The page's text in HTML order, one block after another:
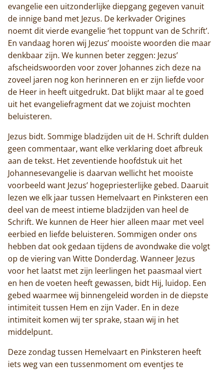
evangelie een uitzonderlijke diepgang gegeven vanuit
de innige band met Jezus. De kerkvader Origines
noemt dit vierde evangelie ‘het toppunt van de Schrift’.
En vandaag horen wij Jezus’ mooiste woorden die maar
denkbaar zijn. We kunnen beter zeggen: Jezus’
afscheidswoorden voor zover Johannes zich deze na
zoveel jaren nog kon herinneren en er zijn liefde voor
de Heer in heeft uitgedrukt. Dat blijkt maar al te goed
uit het evangeliefragment dat we zojuist mochten
beluisteren.
Jezus bidt. Sommige bladzijden uit de H. Schrift dulden
geen commentaar, want elke verklaring doet afbreuk
aan de tekst. Het zeventiende hoofdstuk uit het
Johannesevangelie is daarvan wellicht het mooiste
voorbeeld want Jezus’ hogepriesterlijke gebed. Daaruit
lezen we elk jaar tussen Hemelvaart en Pinksteren een
deel van de meest intieme bladzijden van heel de
Schrift. We kunnen de Heer hier alleen maar met veel
eerbied en liefde beluisteren. Sommigen onder ons
hebben dat ook gedaan tijdens de avondwake die volgt
op de viering van Witte Donderdag. Wanneer Jezus
voor het laatst met zijn leerlingen het paasmaal viert
en hen de voeten heeft gewassen, bidt Hij, luidop. Een
gebed waarmee wij binnengeleid worden in de diepste
intimiteit tussen Hem en zijn Vader. En in deze
intimiteit komen wij ter sprake, staan wij in het
middelpunt.
Deze zondag tussen Hemelvaart en Pinksteren heeft
iets weg van een tussenmoment om eventjes te